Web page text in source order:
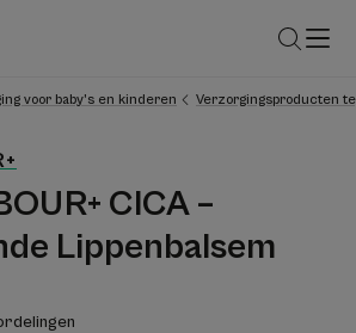
voor baby’s en kinderen Verzorgingsproducten
CICA –
Lippenbalsem